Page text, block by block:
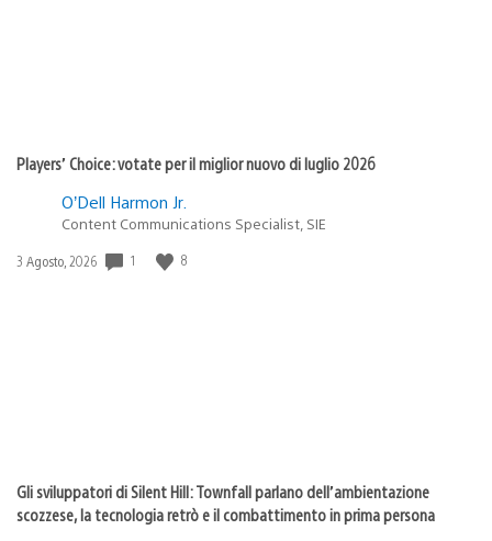
Players’ Choice: votate per il miglior nuovo di luglio 2026
O’Dell Harmon Jr.
Content Communications Specialist, SIE
Data
3 Agosto, 2026 1 8
Gli sviluppatori di Silent Hill: Townfall parlano dell’ambientazione
scozzese, la tecnologia retrò e il combattimento in prima persona